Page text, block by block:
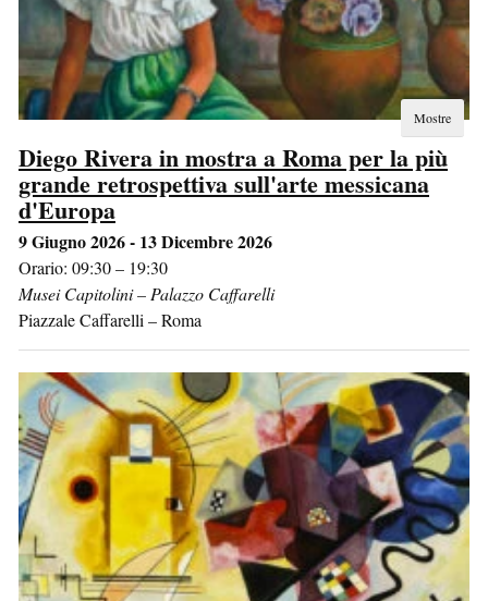
Mostre
Diego Rivera in mostra a Roma per la più
grande retrospettiva sull'arte messicana
d'Europa
9 Giugno 2026 - 13 Dicembre 2026
Orario: 09:30 – 19:30
Musei Capitolini – Palazzo Caffarelli
Piazzale Caffarelli –Roma